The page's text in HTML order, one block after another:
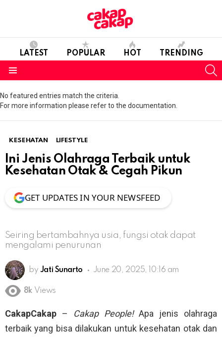
LATEST POPULAR HOT TRENDING
No featured entries match the criteria.
For more information please refer to the documentation.
KESEHATAN LIFESTYLE
Ini Jenis Olahraga Terbaik untuk
Kesehatan Otak & Cegah Pikun
GET UPDATES IN YOUR NEWSFEED
Seiring bertambahnya usia, fungsi otak dapat
mengalami penurunan
by Jati Sunarto June 20, 2025, 10:16 am
8k Views
CakapCakap – Cakap People!Apa jenis olahraga
terbaik yang bisa dilakukan untuk kesehatan otak dan